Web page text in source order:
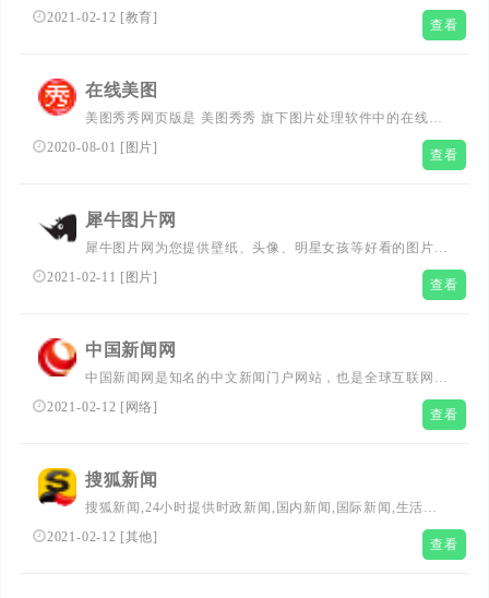
地方领导,经济,能源环保,跨国公司,新农村,教育,科技,文化,
饮食,娱乐,旅游,游戏,短信,彩信,资料,人民电视,图片,直播,访
据,强国论坛,强国博客,人民微博
2021-02-12 [教育] 查看
在线美图
美图秀秀网页版是 美图秀秀 旗下图片处理软件中的在线
版，不用下载直接使用，简单易 用，独有的图片特效、人
像美容、拼图、场景、边框、饰品等功能可以使您的图片获
2020-08-01 [图片] 查看
犀牛图片网
犀牛图片网为您提供壁纸、头像、明星女孩等好看的图片和
视频。包括各种好看的手机和桌面壁纸图，个性头像图片，
2021-02-11 [图片] 查看
中国新闻网
中国新闻网是知名的中文新闻门户网站，也是全球互联网中
文新闻资讯最重要的原创内容供应商之一。依托中新社遍布
全球的采编网络,每天24小时面向广大网民和网络媒体，快
独特，稿件被国内外网络媒体大量转载。
2021-02-12 [网络] 查看
搜狐新闻
搜狐新闻,24小时提供时政新闻,国内新闻,国际新闻,生活新
闻,时事热点,新闻图片,军事,历史,生活,的专业时事报道门户
2021-02-12 [其他] 查看